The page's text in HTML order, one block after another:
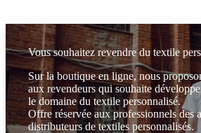
Vous souhaitez revendre du textile
Sur la boutique en ligne, nous
aux revendeurs qui souhaite
le domaine du textile personnalisé.
Offre réservée aux professionnels des
distributeurs de textiles personnalisés.